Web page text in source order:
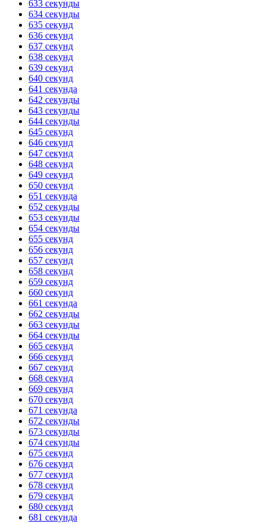
633 секунды
634 секунды
635 секунд
636 секунд
637 секунд
638 секунд
639 секунд
640 секунд
641 секунда
642 секунды
643 секунды
644 секунды
645 секунд
646 секунд
647 секунд
648 секунд
649 секунд
650 секунд
651 секунда
652 секунды
653 секунды
654 секунды
655 секунд
656 секунд
657 секунд
658 секунд
659 секунд
660 секунд
661 секунда
662 секунды
663 секунды
664 секунды
665 секунд
666 секунд
667 секунд
668 секунд
669 секунд
670 секунд
671 секунда
672 секунды
673 секунды
674 секунды
675 секунд
676 секунд
677 секунд
678 секунд
679 секунд
680 секунд
681 секунда